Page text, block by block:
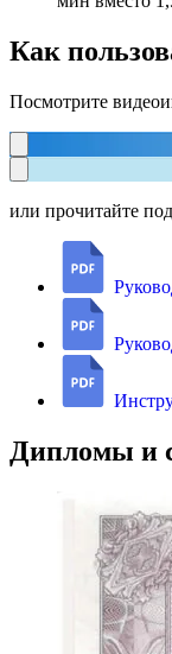
Как
Посмотрите
или прочитайте
Дипломы и